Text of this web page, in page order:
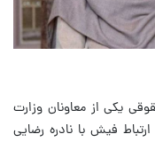
یکی از معاونان وزارت
فیش با نادره رضایی